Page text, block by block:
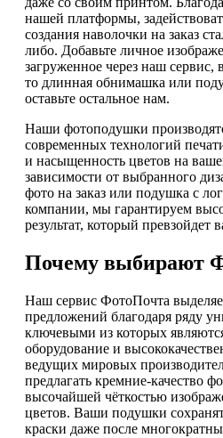
нашей платформы,
создания наволочки на заказ
либо. Добавьте личное
загруженное через наш сервис,
то длинная обнимашка или
оставьте остальное нам.
Наши фотоподушки
современных технологий
и насыщенность цветов на
зависимости от выбранного
фото на заказ или подушка с
компании, мы гарантируем
результат, который превзойдет
Почему выбирают
Наш сервис ФотоПочта
предложений благодаря ряду
ключевыми из которых
оборудование и
ведущих мировых
предлагать кремние-качество
высочайшей чёткостью
цветов. Ваши подушки
краски даже после